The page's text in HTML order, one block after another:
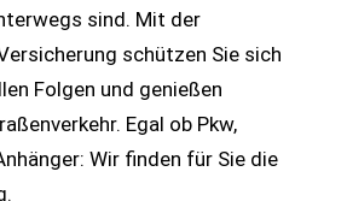
sind. Mit der
schützen Sie sich
Folgen und genießen
Egal ob Pkw,
Wir finden für Sie die